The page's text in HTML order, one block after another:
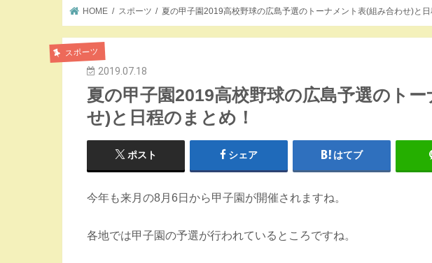
HOME スポーツ 夏の甲子園2019高校野球の広島予選のトーナメント表(組み合わせ)と日
スポーツ
2019.07.18
夏の甲子園2019高校野球の広島予選のト
せ)と日程のまとめ！
ポスト シェア はてブ
今年も来月の8月6日から甲子園が開催されますね。
各地では甲子園の予選が行われているところですね。